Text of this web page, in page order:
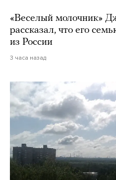
«Веселый молочник»
рассказал, что его
из России
3 часа назад